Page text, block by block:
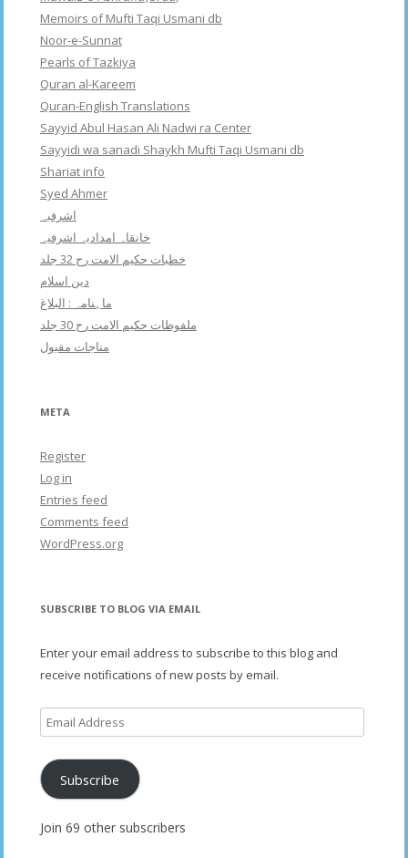
Memoirs of Mufti Taqi Usmani db
Noor-e-Sunnat
Pearls of Tazkiya
Quran al-Kareem
Quran-English Translations
Sayyid Abul Hasan Ali Nadwi ra Center
Sayyidi wa sanadi Shaykh Mufti Taqi Usmani db
Shariat info
Syed Ahmer
اشرفبہ
خانقاہ امدادیہ اشرفیہ
خطبات حکیم الامت رح 32 جلد
دین اسلام
ماہنامہ : البلاغ
ملفوظات حکیم الامت رح 30 جلد
مناجات مقبول
META
Register
Log in
Entries feed
Comments feed
WordPress.org
SUBSCRIBE TO BLOG VIA EMAIL
Enter your email address to subscribe to this blog and
receive notifications of new posts by email.
Email
Address
Subscribe
Join 69 other subscribers